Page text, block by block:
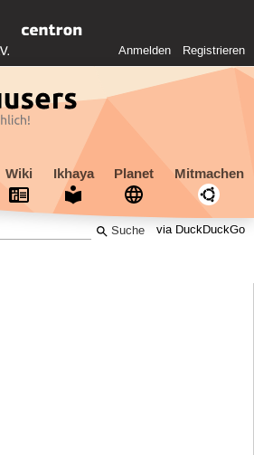
Anmelden Registrieren
Wiki Ikhaya Planet Mitmachen
via DuckDuckGo